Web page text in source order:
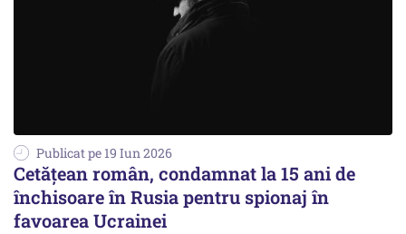
Publicat pe 19 Iun 2026
Cetățean român, condamnat la 15 ani de
închisoare în Rusia pentru spionaj în
favoarea Ucrainei